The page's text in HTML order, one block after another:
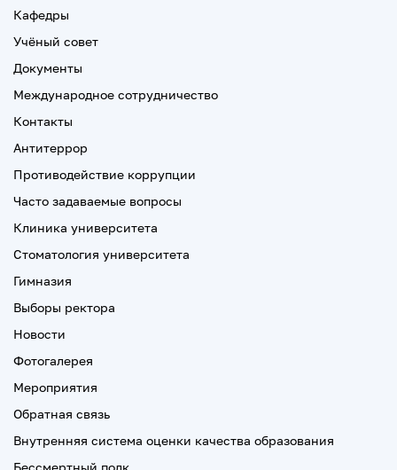
Кафедры
Учёный совет
Документы
Международное сотрудничество
Контакты
Антитеррор
Противодействие коррупции
Часто задаваемые вопросы
Клиника университета
Стоматология университета
Гимназия
Выборы ректора
Новости
Фотогалерея
Мероприятия
Обратная связь
Внутренняя система оценки качества образования
Бессмертный полк